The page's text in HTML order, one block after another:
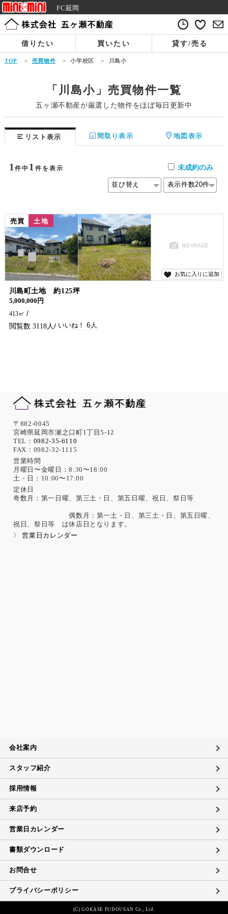
FC延岡
借りたい 買いたい 貸す/売る
TOP > 売買物件 > 小学校区 > 川島小
「川島小」売買物件一覧
五ヶ瀬不動産が厳選した物件をほぼ毎日更新中
リスト表示 間取り表示 地図表示
1件中 1件を表示 未成約のみ
売買 土地
お気に入りに追加
川島町土地 約125坪
5,000,000円
413㎡
3118 6
〒882-0045
宮崎県延岡市瀬之口町1丁目5-12
TEL： 0982-35-6110
FAX：0982-32-1115
営業時間
月曜日〜金曜日：8:30〜18:00
土・日：10:00〜17:00
定休日
奇数月：第一日曜、第三土・日、第五日曜、祝日、祭日等
偶数月：第一土・日、第三土・日、第五日曜、
祝日、祭日等 は休店日となります。
〉 営業日カレンダー
会社案内
スタッフ紹介
採用情報
来店予約
営業日カレンダー
書類ダウンロード
お問合せ
プライバシーポリシー
(C) GOKASE FUDOUSAN Co., Ltd.